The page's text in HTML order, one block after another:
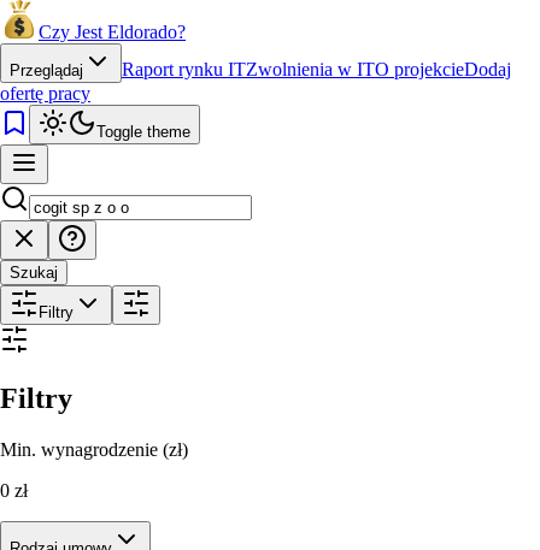
Czy Jest Eldorado?
Przeglądaj Raport rynku ITZwolnienia w ITO projekcieDodaj
ofertę pracy
Toggle theme
Szukaj
Filtry
Filtry
Min. wynagrodzenie (zł)
0 zł